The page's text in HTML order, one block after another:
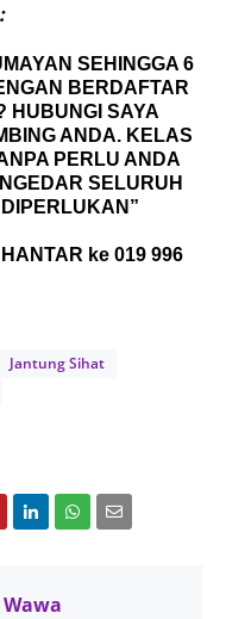
SEHINGGA 6
BERDAFTAR
HUBUNGI SAYA
ANDA. KELAS
PERLU ANDA
SELURUH
ke 019 996
Jantung Sihat